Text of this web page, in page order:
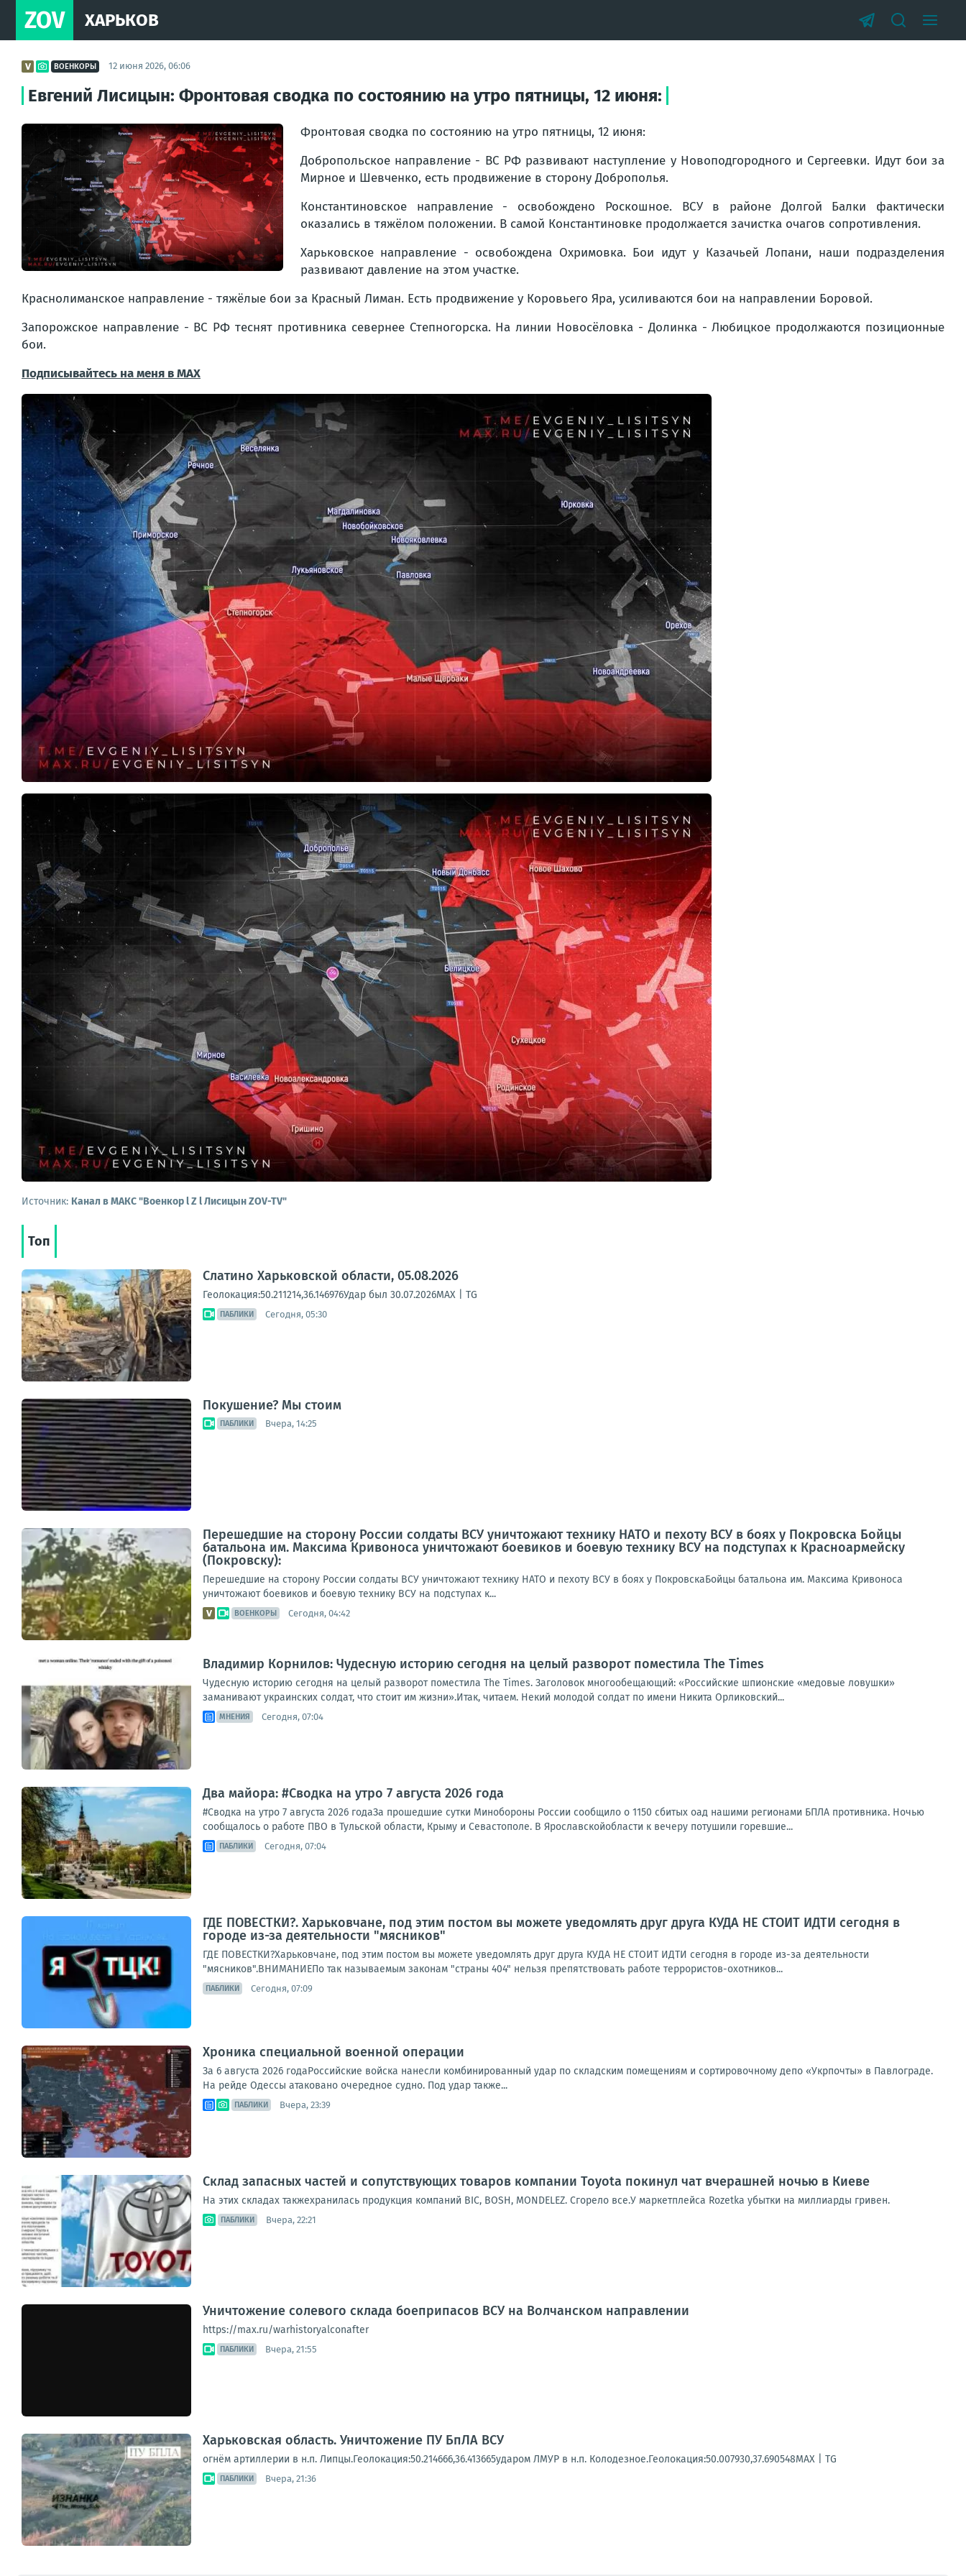
ZOV ХАРЬКОВ
ВОЕНКОРЫ 12 июня 2026, 06:06
Евгений Лисицын: Фронтовая сводка по состоянию на утро пятницы, 12 июня:
Фронтовая сводка по состоянию на утро пятницы, 12 июня:
Добропольское направление - ВС РФ развивают наступление у Новоподгородного и Сергеевки. Идут бои за
Мирное и Шевченко, есть продвижение в сторону Доброполья.
Константиновское направление - освобождено Роскошное. ВСУ в районе Долгой Балки фактически
оказались в тяжёлом положении. В самой Константиновке продолжается зачистка очагов сопротивления.
Харьковское направление - освобождена Охримовка. Бои идут у Казачьей Лопани, наши подразделения
развивают давление на этом участке.
Краснолиманское направление - тяжёлые бои за Красный Лиман. Есть продвижение у Коровьего Яра, усиливаются бои на направлении Боровой.
Запорожское направление - ВС РФ теснят противника севернее Степногорска. На линии Новосёловка - Долинка - Любицкое продолжаются позиционные
бои.
Подписывайтесь на меня в MAX
Источник: Канал в МАКС "Военкор l Z l Лисицын ZOV-TV"
Топ
Слатино Харьковской области, 05.08.2026
Геолокация:50.211214,36.146976Удар был 30.07.2026MAX | TG
ПАБЛИКИ Сегодня, 05:30
Покушение? Мы стоим
ПАБЛИКИ Вчера, 14:25
Перешедшие на сторону России солдаты ВСУ уничтожают технику НАТО и пехоту ВСУ в боях у Покровска Бойцы
батальона им. Максима Кривоноса уничтожают боевиков и боевую технику ВСУ на подступах к Красноармейску
(Покровску):
Перешедшие на сторону России солдаты ВСУ уничтожают технику НАТО и пехоту ВСУ в боях у ПокровскаБойцы батальона им. Максима Кривоноса
уничтожают боевиков и боевую технику ВСУ на подступах к...
ВОЕНКОРЫ Сегодня, 04:42
Владимир Корнилов: Чудесную историю сегодня на целый разворот поместила The Times
Чудесную историю сегодня на целый разворот поместила The Times. Заголовок многообещающий: «Российские шпионские «медовые ловушки»
заманивают украинских солдат, что стоит им жизни».Итак, читаем. Некий молодой солдат по имени Никита Орликовский...
МНЕНИЯ Сегодня, 07:04
Два майора: #Сводка на утро 7 августа 2026 года
#Сводка на утро 7 августа 2026 годаЗа прошедшие сутки Минобороны России сообщило о 1150 сбитых оад нашими регионами БПЛА противника. Ночью
сообщалось о работе ПВО в Тульской области, Крыму и Севастополе. В Ярославскойобласти к вечеру потушили горевшие...
ПАБЛИКИ Сегодня, 07:04
ГДЕ ПОВЕСТКИ?. Харьковчане, под этим постом вы можете уведомлять друг друга КУДА НЕ СТОИТ ИДТИ сегодня в
городе из-за деятельности "мясников"
ГДЕ ПОВЕСТКИ?Харьковчане, под этим постом вы можете уведомлять друг друга КУДА НЕ СТОИТ ИДТИ сегодня в городе из-за деятельности
"мясников".ВНИМАНИЕПо так называемым законам "страны 404" нельзя препятствовать работе террористов-охотников...
ПАБЛИКИ Сегодня, 07:09
Хроника специальной военной операции
За 6 августа 2026 годаРоссийские войска нанесли комбинированный удар по складским помещениям и сортировочному депо «Укрпочты» в Павлограде.
На рейде Одессы атаковано очередное судно. Под удар также...
ПАБЛИКИ Вчера, 23:39
Склад запасных частей и сопутствующих товаров компании Toyota покинул чат вчерашней ночью в Киеве
На этих складах такжехранилась продукция компаний ВІС, BOSH, MONDELEZ. Сгорело все.У маркетплейса Rozetka убытки на миллиарды гривен.
ПАБЛИКИ Вчера, 22:21
Уничтожение солевого склада боеприпасов ВСУ на Волчанском направлении
https://max.ru/warhistoryalconafter
ПАБЛИКИ Вчера, 21:55
Харьковская область. Уничтожение ПУ БпЛА ВСУ
огнём артиллерии в н.п. Липцы.Геолокация:50.214666,36.413665ударом ЛМУР в н.п. Колодезное.Геолокация:50.007930,37.690548MAX | TG
ПАБЛИКИ Вчера, 21:36